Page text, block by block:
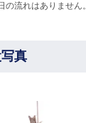
の流れはありません。
真